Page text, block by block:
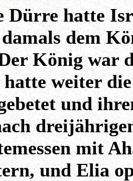
Dürre hatte
dem
König war
hatte weiter
und
mit
und Elia